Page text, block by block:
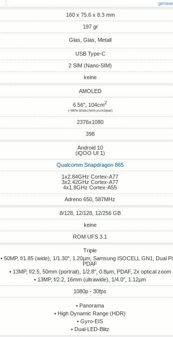
160 x 75.6 x 8.3 mm
197 gr
Glas, Glas, Metall
USB Type-C
2 SIM (Nano-SIM)
keine
AMOLED
6.56", 104cm2
(~86% bildschirm-zu-körper)
2376x1080
398
Android 10
(iQOO UI 1)
Qualcomm Snapdragon 865
1x2.84GHz Cortex-A77
3x2.42GHz Cortex-A77
4x1.8GHz Cortex-A55
Adreno 650, 587MHz
8/128, 12/128, 12/256 GB
keine
ROM UFS 3.1
Triple
• 50MP, f/1.85 (wide), 1/1.30", 1.20µm, Samsung ISOCELL GN1, Dual
PDAF
• 13MP, f/2.5, 50mm (portrait), 1/2.8", 0.8µm, PDAF, 2x optical zoom
• 13MP, f/2.2, 16mm (ultrawide), 1/4.0", 1.12µm
1080p - 30fps
• Panorama
• High Dynamic Range (HDR)
• Gyro-EIS
• Dual-LED-Blitz